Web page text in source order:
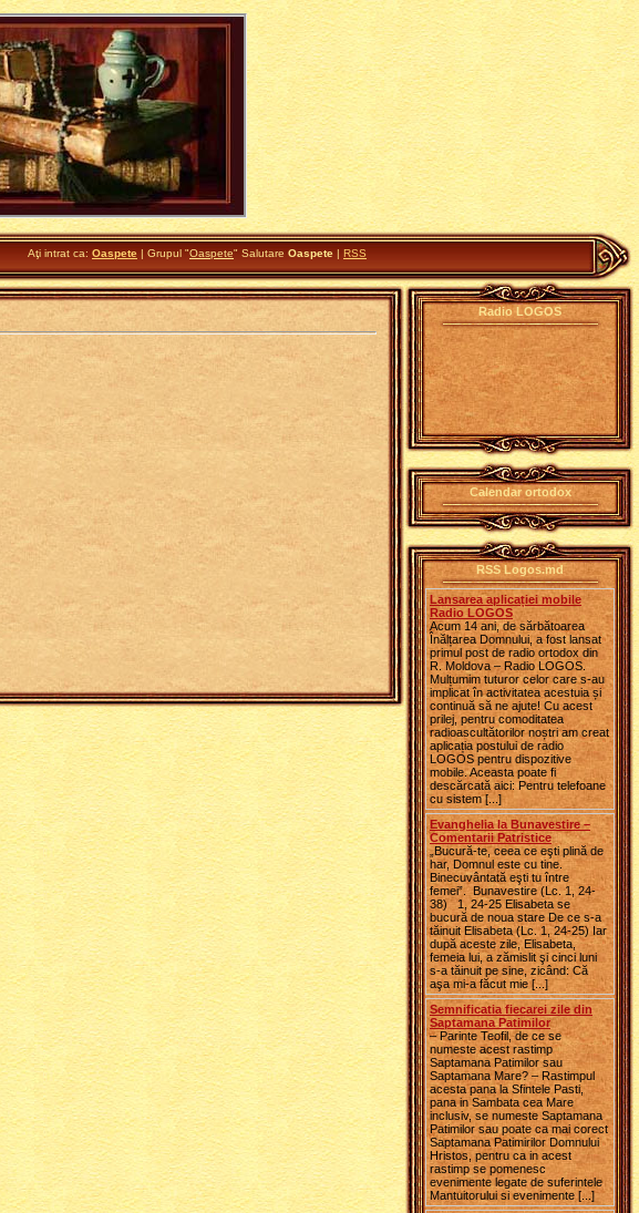
Aţi intrat ca: Oaspete | Grupul "Oaspete" Salutare Oaspete | RSS
Radio LOGOS
Calendar ortodox
RSS Logos.md
Lansarea aplicației mobile
Radio LOGOS
Acum 14 ani, de sărbătoarea
Înălțarea Domnului, a fost lansat
primul post de radio ortodox din
R. Moldova – Radio LOGOS.
Mulțumim tuturor celor care s-au
implicat în activitatea acestuia și
continuă să ne ajute! Cu acest
prilej, pentru comoditatea
radioascultătorilor noștri am creat
aplicația postului de radio
LOGOS pentru dispozitive
mobile. Aceasta poate fi
descărcată aici: Pentru telefoane
cu sistem [...]
Evanghelia la Bunavestire –
Comentarii Patristice
„Bucură-te, ceea ce eşti plină de
har, Domnul este cu tine.
Binecuvântată eşti tu între
femei”. Bunavestire (Lc. 1, 24-
38) 1, 24-25 Elisabeta se
bucură de noua stare De ce s-a
tăinuit Elisabeta (Lc. 1, 24-25) Iar
după aceste zile, Elisabeta,
femeia lui, a zămislit şi cinci luni
s-a tăinuit pe sine, zicând: Că
aşa mi-a făcut mie [...]
Semnificatia fiecarei zile din
Saptamana Patimilor
– Parinte Teofil, de ce se
numeste acest rastimp
Saptamana Patimilor sau
Saptamana Mare? – Rastimpul
acesta pana la Sfintele Pasti,
pana in Sambata cea Mare
inclusiv, se numeste Saptamana
Patimilor sau poate ca mai corect
Saptamana Patimirilor Domnului
Hristos, pentru ca in acest
rastimp se pomenesc
evenimente legate de suferintele
Mantuitorului si evenimente [...]